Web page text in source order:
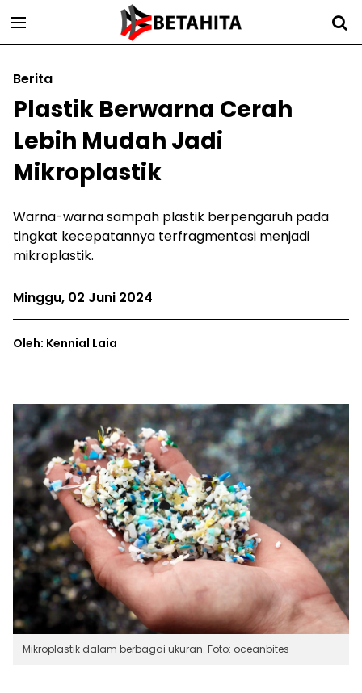
Berita
Plastik Berwarna Cerah
Lebih Mudah Jadi
Mikroplastik
Warna-warna sampah plastik berpengaruh pada
tingkat kecepatannya terfragmentasi menjadi
mikroplastik.
Minggu, 02 Juni 2024
Oleh: Kennial Laia
Mikroplastik dalam berbagai ukuran. Foto: oceanbites